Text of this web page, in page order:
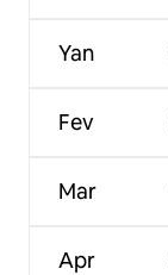
Yan
Fev
Mar
Apr